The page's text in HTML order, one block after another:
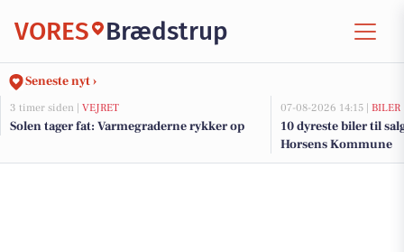
VORES Brædstrup
Seneste nyt ›
3 timer siden | VEJRET
Solen tager fat: Varmegraderne rykker op
07-08-2026 14:15 | BILER
10 dyreste biler til
Horsens Kommune